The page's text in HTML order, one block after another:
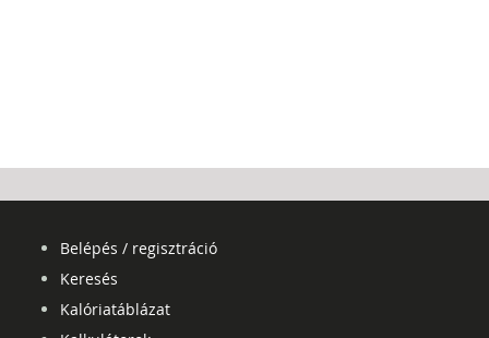
Belépés / regisztráció
Keresés
Kalóriatáblázat